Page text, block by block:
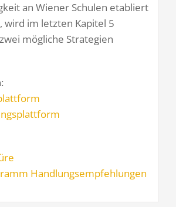
an Wiener Schulen etabliert
wird im letzten Kapitel 5
mögliche Strategien
Handlungsempfehlungen